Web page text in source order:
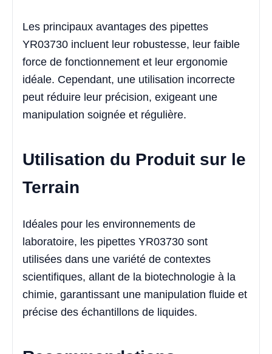
Les principaux avantages des pipettes
YR03730 incluent leur robustesse, leur faible
force de fonctionnement et leur ergonomie
idéale. Cependant, une utilisation incorrecte
peut réduire leur précision, exigeant une
manipulation soignée et régulière.
Utilisation du Produit sur le
Terrain
Idéales pour les environnements de
laboratoire, les pipettes YR03730 sont
utilisées dans une variété de contextes
scientifiques, allant de la biotechnologie à la
chimie, garantissant une manipulation fluide et
précise des échantillons de liquides.